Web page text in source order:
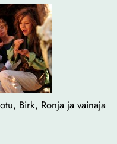
Birk, Ronja ja vainaja